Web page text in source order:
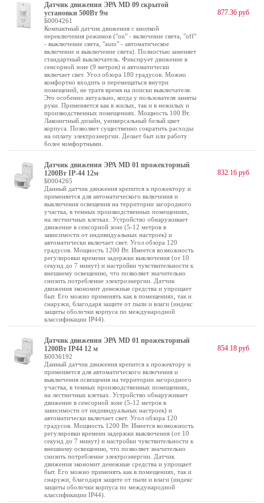
Датчик движения ЭРА MD 09 скрытой
установки 500Вт 9м
Б0004261
Компактный датчик движения с кнопкой
переключения режимов ("on" - включение света, "off"
- выключение света, "auto" - автоматическое
включение и выключение света). Полностью заменяет
стандартный выключатель. Фиксирует движение в
сенсорной зоне (9 метров) и автоматически
включает свет. Угол обзора 180 градусов. Можно
комфортно входить и перемещаться внутри
помещений, не тратя время на поиски выключателя.
Это особенно актуально, когда у пользователя заняты
руки. Применяется как в жилых, так и в нежилых и
производственных помещениях. Мощность 100 Вт.
Лаконичный дизайн, универсальный белый цвет
корпуса. Позволяет существенно сократить расходы
на оплату электроэнергии. Делает быт или работу
более комфортными.
877.36 руб
Датчик движения ЭРА MD 01 прожекторный
1200Вт IP-44 12м
Б0004265
Данный датчик движения крепится к прожектору и
применяется для автоматического включения и
выключения освещения на территории загородного
участка, в темных производственных помещениях,
на лестничных клетках. Устройство обнаруживает
движение в сенсорной зоне (5-12 метров в
зависимости от индивидуальных настроек) и
автоматически включает свет. Угол обзора 120
градусов. Мощность 1200 Вт. Имеется возможность
регулировки времени задержки выключения (от 10
секунд до 7 минут) и настройки чувствительности к
внешнему освещению, что позволяет значительно
снизить потребление электроэнергии. Датчик
движения экономит денежные средства и упрощает
быт. Его можно применять как в помещениях, так и
снаружи, благодаря защите от пыли и влаги (индекс
защиты оболочки корпуса по международной
классификации IP44).
832.16 руб
Датчик движения ЭРА MD 01 прожекторный
1200Вт IP44 12 м
Б0036192
Данный датчик движения крепится к прожектору и
применяется для автоматического включения и
выключения освещения на территории загородного
участка, в темных производственных помещениях,
на лестничных клетках. Устройство обнаруживает
движение в сенсорной зоне (5-12 метров в
зависимости от индивидуальных настроек) и
автоматически включает свет. Угол обзора 120
градусов. Мощность 1200 Вт. Имеется возможность
регулировки времени задержки выключения (от 10
секунд до 7 минут) и настройки чувствительности к
внешнему освещению, что позволяет значительно
снизить потребление электроэнергии. Датчик
движения экономит денежные средства и упрощает
быт. Его можно применять как в помещениях, так и
снаружи, благодаря защите от пыли и влаги (индекс
защиты оболочки корпуса по международной
классификации IP44).
854.18 руб